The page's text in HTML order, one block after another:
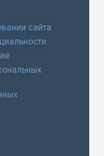
сайта